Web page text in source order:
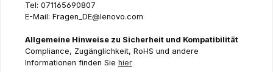
Tel: 071165690807
E-Mail: Fragen_DE@lenovo.com
Allgemeine Hinweise zu Sicherheit und Kompatibilität
Compliance, Zugänglichkeit, RoHS und andere
Informationen finden Sie hier